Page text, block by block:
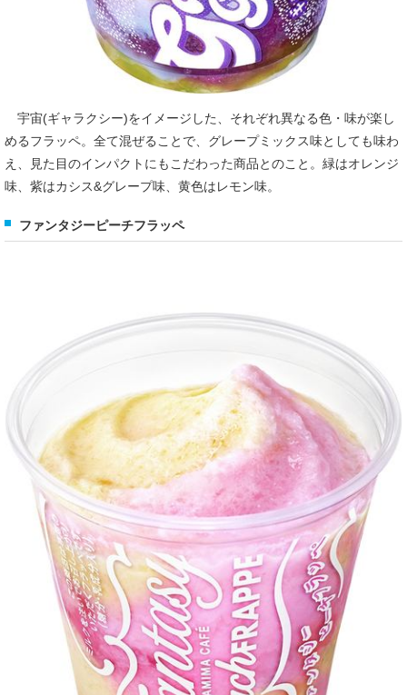
宇宙(ギャラクシー)をイメージした、それぞれ異なる色・味が楽し
めるフラッペ。全て混ぜることで、グレープミックス味としても味わ
え、見た目のインパクトにもこだわった商品とのこと。緑はオレンジ
味、紫はカシス&グレープ味、黄色はレモン味。
ファンタジーピーチフラッペ